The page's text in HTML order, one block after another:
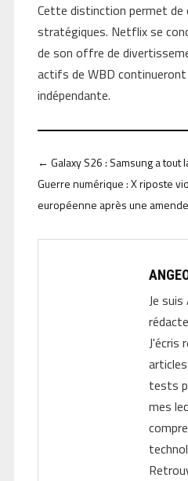
Cette distinction permet
stratégiques. Netflix se
de son offre de
actifs de WBD
indépendante.
← Galaxy S26 : Samsung a tout
Guerre numérique : X riposte
européenne après une
Je suis
J'écris
tests
mes